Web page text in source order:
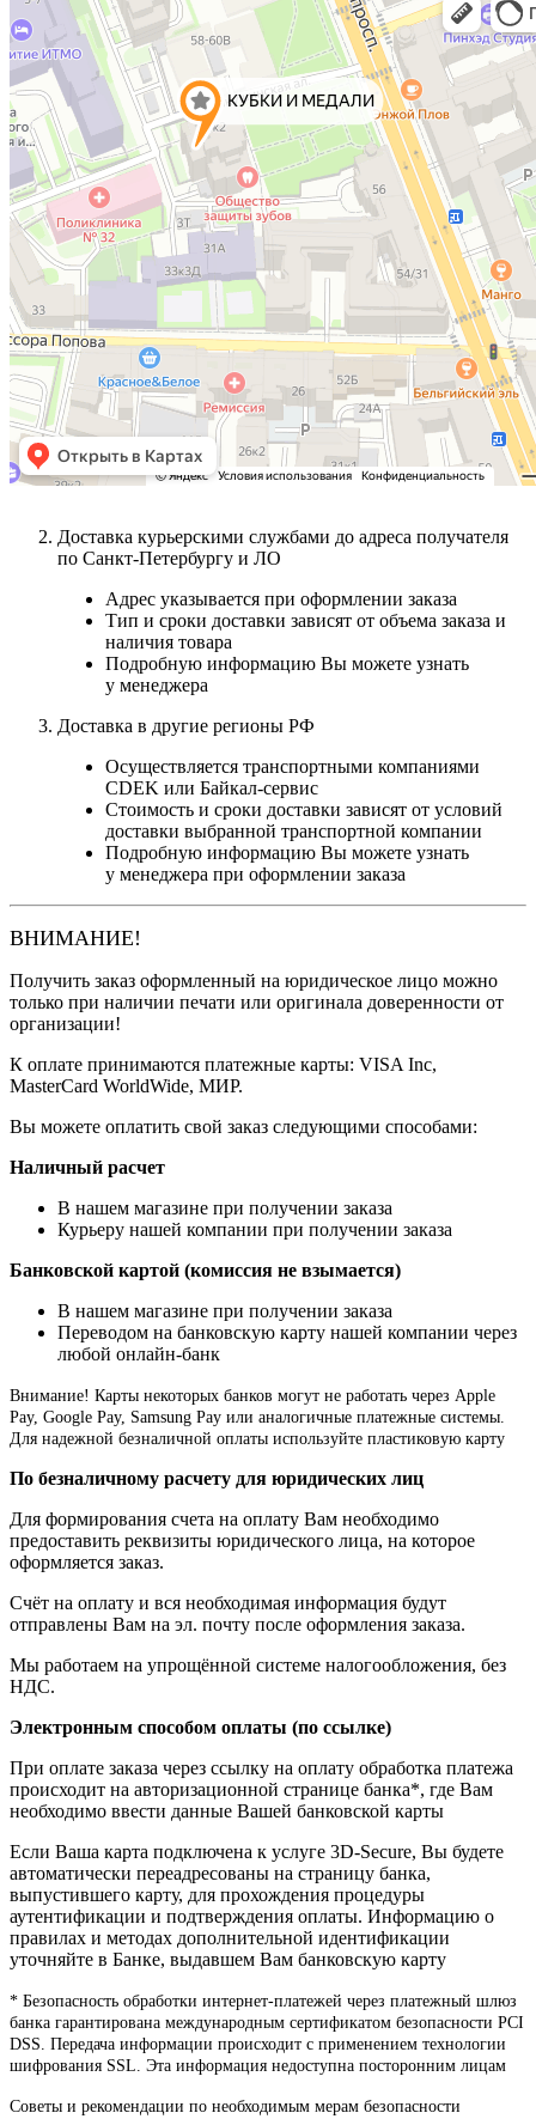
Доставка курьерскими службами до адреса получателя
по Санкт-Петербургу и ЛО
Адрес указывается при оформлении заказа
Тип и сроки доставки зависят от объема заказа и
наличия товара
Подробную информацию Вы можете узнать
у менеджера
Доставка в другие регионы РФ
Осуществляется транспортными компаниями
CDEK или Байкал-сервис
Стоимость и сроки доставки зависят от условий
доставки выбранной транспортной компании
Подробную информацию Вы можете узнать
у менеджера при оформлении заказа
ВНИМАНИЕ!
Получить заказ оформленный на юридическое лицо можно
только при наличии печати или оригинала доверенности от
организации!
К оплате принимаются платежные карты: VISA Inc,
MasterCard WorldWide, МИР.
Вы можете оплатить свой заказ следующими способами:
Наличный расчет
В нашем магазине при получении заказа
Курьеру нашей компании при получении заказа
Банковской картой (комиссия не взымается)
В нашем магазине при получении заказа
Переводом на банковскую карту нашей компании через
любой онлайн-банк
Внимание! Карты некоторых банков могут не работать через Apple
Pay, Google Pay, Samsung Pay или аналогичные платежные системы.
Для надежной безналичной оплаты используйте пластиковую карту
По безналичному расчету для юридических лиц
Для формирования счета на оплату Вам необходимо
предоставить реквизиты юридического лица, на которое
оформляется заказ.
Счёт на оплату и вся необходимая информация будут
отправлены Вам на эл. почту после оформления заказа.
Мы работаем на упрощённой системе налогообложения, без
НДС.
Электронным способом оплаты (по ссылке)
При оплате заказа через ссылку на оплату обработка платежа
происходит на авторизационной странице банка*, где Вам
необходимо ввести данные Вашей банковской карты
Если Ваша карта подключена к услуге 3D-Secure, Вы будете
автоматически переадресованы на страницу банка,
выпустившего карту, для прохождения процедуры
аутентификации и подтверждения оплаты. Информацию о
правилах и методах дополнительной идентификации
уточняйте в Банке, выдавшем Вам банковскую карту
* Безопасность обработки интернет-платежей через платежный шлюз
банка гарантирована международным сертификатом безопасности PCI
DSS. Передача информации происходит с применением технологии
шифрования SSL. Эта информация недоступна посторонним лицам
Советы и рекомендации по необходимым мерам безопасности